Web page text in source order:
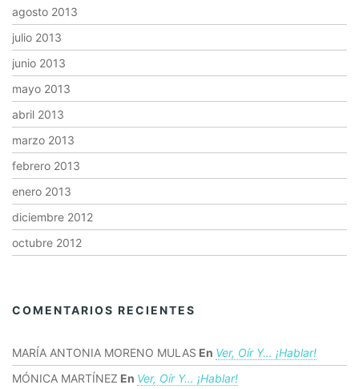
agosto 2013
julio 2013
junio 2013
mayo 2013
abril 2013
marzo 2013
febrero 2013
enero 2013
diciembre 2012
octubre 2012
COMENTARIOS RECIENTES
MARÍA ANTONIA MORENO MULAS En Ver, Oír Y… ¡hablar!
MÓNICA MARTÍNEZ En Ver, Oír Y… ¡hablar!